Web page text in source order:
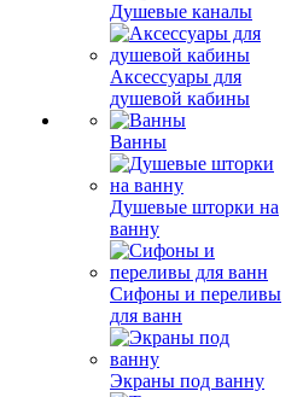
Душевые каналы
Аксессуары для
душевой кабины
Ванны
Душевые шторки на
ванну
Сифоны и переливы
для ванн
Экраны под ванну